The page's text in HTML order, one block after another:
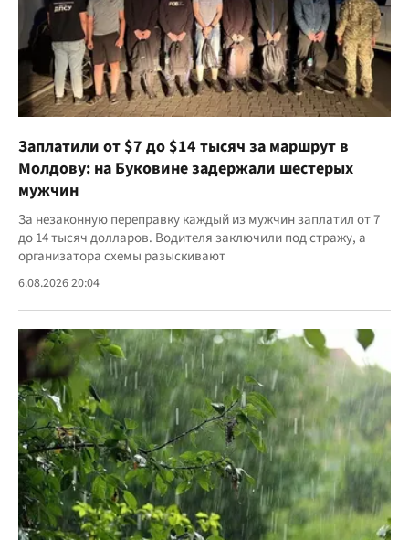
Заплатили от $7 до $14 тысяч за маршрут в
Молдову: на Буковине задержали шестерых
мужчин
За незаконную переправку каждый из мужчин заплатил от 7
до 14 тысяч долларов. Водителя заключили под стражу, а
организатора схемы разыскивают
6.08.2026 20:04